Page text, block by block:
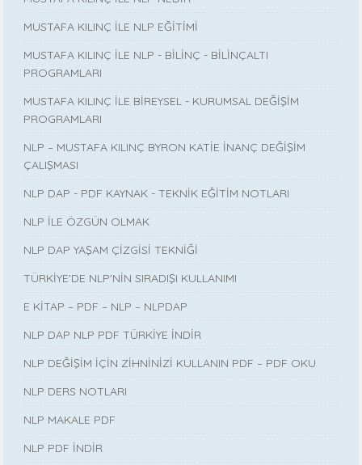
MUSTAFA KILINÇ İLE NLP EĞİTİMİ
MUSTAFA KILINÇ İLE NLP - BİLİNÇ - BİLİNÇALTI
PROGRAMLARI
MUSTAFA KILINÇ İLE BİREYSEL - KURUMSAL DEĞİŞİM
PROGRAMLARI
NLP – MUSTAFA KILINÇ BYRON KATİE İNANÇ DEĞİŞİM
ÇALIŞMASI
NLP DAP - PDF KAYNAK - TEKNİK EĞİTİM NOTLARI
NLP İLE ÖZGÜN OLMAK
NLP DAP YAŞAM ÇİZGİSİ TEKNİĞİ
TÜRKİYE'DE NLP'NİN SIRADIŞI KULLANIMI
E KİTAP – PDF – NLP – NLPDAP
NLP DAP NLP PDF TÜRKİYE İNDİR
NLP DEĞİŞİM İÇİN ZİHNİNİZİ KULLANIN PDF – PDF OKU
NLP DERS NOTLARI
NLP MAKALE PDF
NLP PDF İNDİR